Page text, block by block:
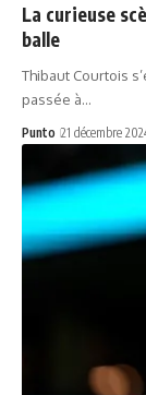
La curieuse
balle
Thibaut Courtois
passée à…
Punto 21 décembre